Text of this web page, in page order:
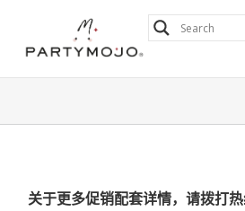
Contact: 81606622| Email:
Facebook
关于更多促销配套详情，请拨打热